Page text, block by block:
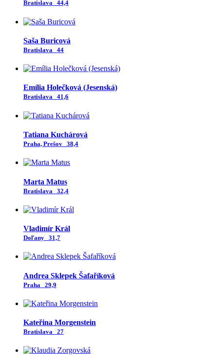
Bratislava 44,4
Saša Buricová
Bratislava 44
Emília Holečková (Jesenská)
Bratislava 41,6
Tatiana Kuchárová
Praha, Prešov 38,4
Marta Matus
Bratislava 32,4
Vladimír Král
Doľany 31,7
Andrea Sklepek Šafaříková
Praha 29,9
Kateřina Morgenstein
Bratislava 27